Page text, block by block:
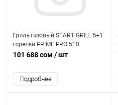
Гриль газовый START GRILL 5+1
горелки PRIME PRO 510
101 688 сом / шт
Подробнее